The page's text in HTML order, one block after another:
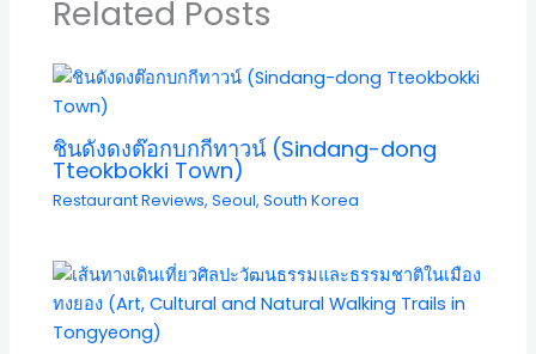
Related Posts
ชินดังดงต๊อกบกกีทาวน์ (Sindang-dong
Tteokbokki Town)
Restaurant Reviews,Seoul,South Korea